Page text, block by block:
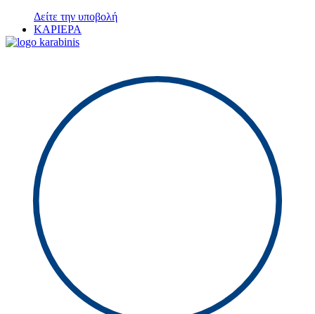
Δείτε την υποβολή
ΚΑΡΙΕΡΑ